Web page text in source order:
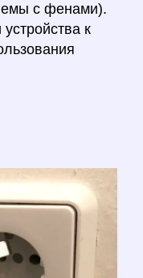
с фенами).
к